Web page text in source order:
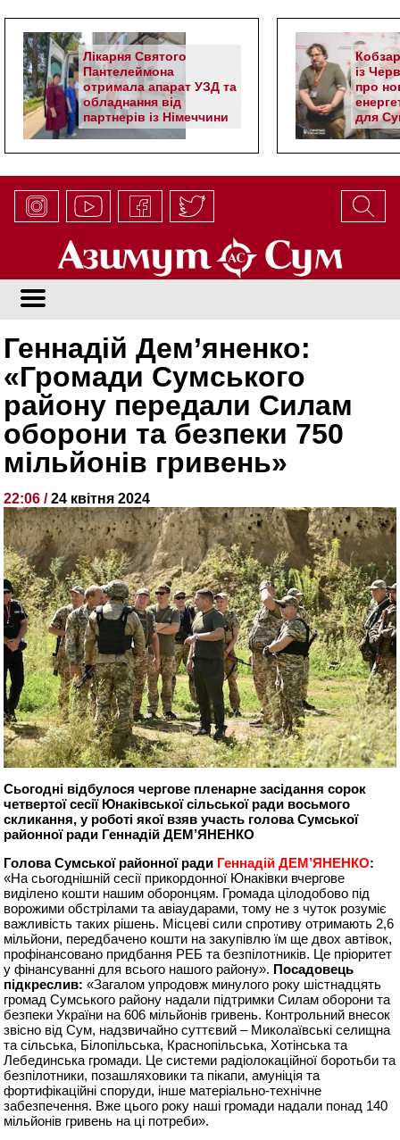
Лікарня Святого
Пантелеймона
отримала апарат УЗД та
обладнання від
партнерів із Німеччини
із
про
для
Геннадій Дем’яненко:
«Громади Сумського
району передали Силам
оборони та безпеки 750
мільйонів гривень»
22:06 /24 квітня 2024
Сьогодні відбулося чергове пленарне засідання сорок
четвертої сесії Юнаківської сільської ради восьмого
скликання, у роботі якої взяв участь голова Сумської
районної ради Геннадій ДЕМ’ЯНЕНКО
Голова Сумської районної ради Геннадій ДЕМ’ЯНЕНКО:
«На сьогоднішній сесії прикордонної Юнаківки вчергове
виділено кошти нашим оборонцям. Громада цілодобово під
ворожими обстрілами та авіаударами, тому не з чуток розуміє
важливість таких рішень. Місцеві сили спротиву отримають 2,6
мільйони, передбачено кошти на закупівлю їм ще двох автівок,
профінансовано придбання РЕБ та безпілотників. Це пріоритет
у фінансуванні для всього нашого району». Посадовець
підкреслив: «Загалом упродовж минулого року шістнадцять
громад Сумського району надали підтримки Силам оборони та
безпеки України на 606 мільйонів гривень. Контрольний внесок
звісно від Сум, надзвичайно суттєвий – Миколаївські селищна
та сільська, Білопільська, Краснопільська, Хотінська та
Лебединська громади. Це системи радіолокаційної боротьби та
безпілотники, позашляховики та пікапи, амуніція та
фортифікаційні споруди, інше матеріально-технічне
забезпечення. Вже цього року наші громади надали понад 140
мільйонів гривень на ці потреби».